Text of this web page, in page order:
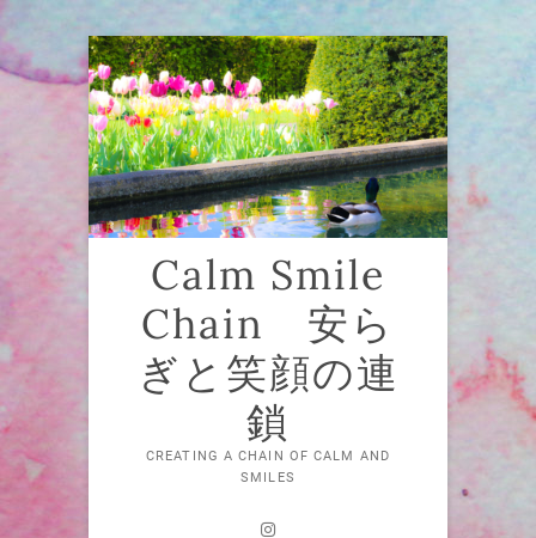
Skip
to
content
Calm Smile
Chain 安ら
ぎと笑顔の連
鎖
CREATING A CHAIN OF CALM AND
SMILES
Instagram